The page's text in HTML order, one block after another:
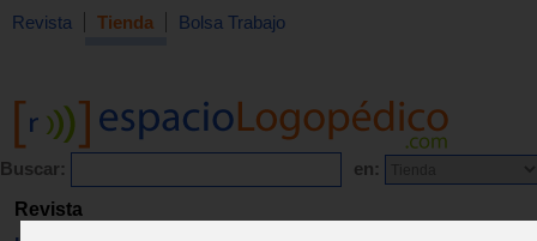
Revista Tienda Bolsa Trabajo
Buscar: en:
Revista